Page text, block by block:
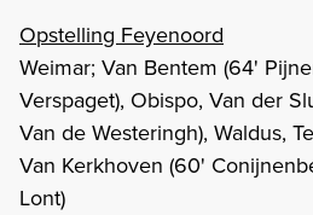
Opstelling Feyenoord
Weimar; Van Bentem (64'
Verspaget), Obispo, Van der
Van de Westeringh), Waldus,
Van Kerkhoven (60'
Lont)